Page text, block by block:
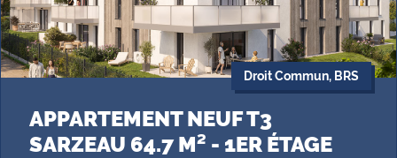
Droit Commun, BRS
APPARTEMENT NEUF T3
SARZEAU 64.7 M² - 1ER ÉTAGE